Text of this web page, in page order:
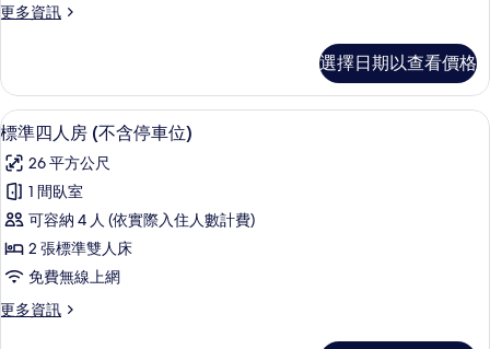
(不
車
位)
的
所
有
相
片
更多資訊
更
雙
床
房
含
車
位)
的
詳
情
選擇日期以查看價格
顯
示
標
準
四
人
(不
1 間臥室、羽絨被、書桌、遮光布/窗簾
4
標準四人房 (不含停車位)
26 平方公尺
1 間臥室
可容納 4 人 (依實際入住人數計費)
2 張標準雙人床
免費無線上網
更多資訊
更